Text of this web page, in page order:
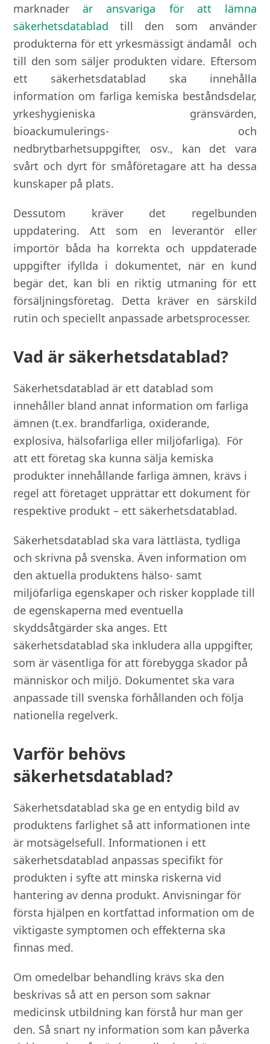
marknaderär ansvariga för att lämna
säkerhetsdatablad till den som använder
produkterna för ett yrkesmässigt ändamål och
till den som säljer produkten vidare. Eftersom
ett säkerhetsdatablad ska innehålla
information om farliga kemiska beståndsdelar,
yrkeshygieniska gränsvärden,
bioackumulerings- och
nedbrytbarhetsuppgifter, osv., kan det vara
svårt och dyrt för småföretagare att ha dessa
kunskaper på plats.
Dessutom kräver det regelbunden
uppdatering. Att som en leverantör eller
importör båda ha korrekta och uppdaterade
uppgifter ifyllda i dokumentet, när en kund
begär det, kan bli en riktig utmaning för ett
försäljningsföretag. Detta kräver en särskild
rutin och speciellt anpassade arbetsprocesser.
Vad är säkerhetsdatablad?
Säkerhetsdatablad är ett datablad som
innehåller bland annat information om farliga
ämnen (t.ex. brandfarliga, oxiderande,
explosiva, hälsofarliga eller miljöfarliga). För
att ett företag ska kunna sälja kemiska
produkter innehållande farliga ämnen, krävs i
regel att företaget upprättar ett dokument för
respektive produkt – ett säkerhetsdatablad.
Säkerhetsdatablad ska vara lättlästa, tydliga
och skrivna på svenska. Även information om
den aktuella produktens hälso- samt
miljöfarliga egenskaper och risker kopplade till
de egenskaperna med eventuella
skyddsåtgärder ska anges. Ett
säkerhetsdatablad ska inkludera alla uppgifter,
som är väsentliga för att förebygga skador på
människor och miljö. Dokumentet ska vara
anpassade till svenska förhållanden och följa
nationella regelverk.
Varför behövs
säkerhetsdatablad?
Säkerhetsdatablad ska ge en entydig bild av
produktens farlighet så att informationen inte
är motsägelsefull. Informationen i ett
säkerhetsdatablad anpassas specifikt för
produkten i syfte att minska riskerna vid
hantering av denna produkt. Anvisningar för
första hjälpen en kortfattad information om de
viktigaste symptomen och effekterna ska
finnas med.
Om omedelbar behandling krävs ska den
beskrivas så att en person som saknar
medicinsk utbildning kan förstå hur man ger
den. Så snart ny information som kan påverka